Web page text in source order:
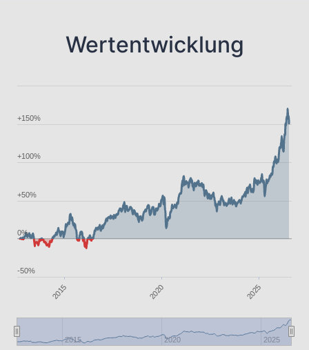
Wertentwicklung
2015 2020 2025
2015 2020 2025
-50%
0%
+50%
+100%
+150%